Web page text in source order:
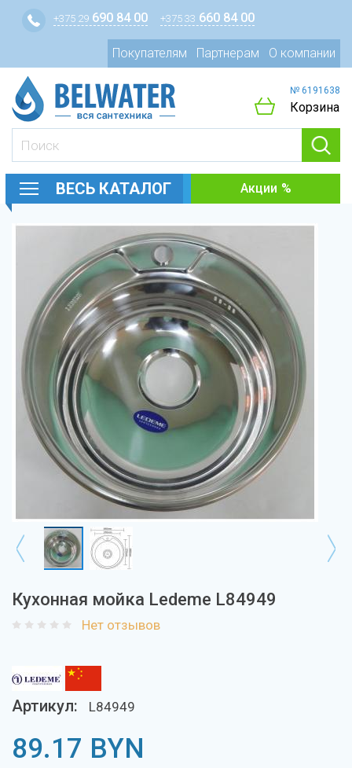
+375 29 690 84 00 +375 33 660 84 00
Покупателям Партнерам О компании
№ 6191638
Корзина
ВЕСЬ КАТАЛОГ Акции
Кухонная мойка Ledeme L84949
Нет отзывов
Артикул: L84949
89.17 BYN